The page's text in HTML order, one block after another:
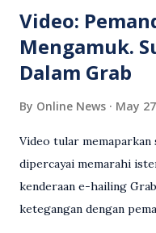
Video:
Mengamuk.
Dalam Grab
By Online News May
Video tular
dipercayai memarahi
kenderaan e-hailing
ketegangan dengan